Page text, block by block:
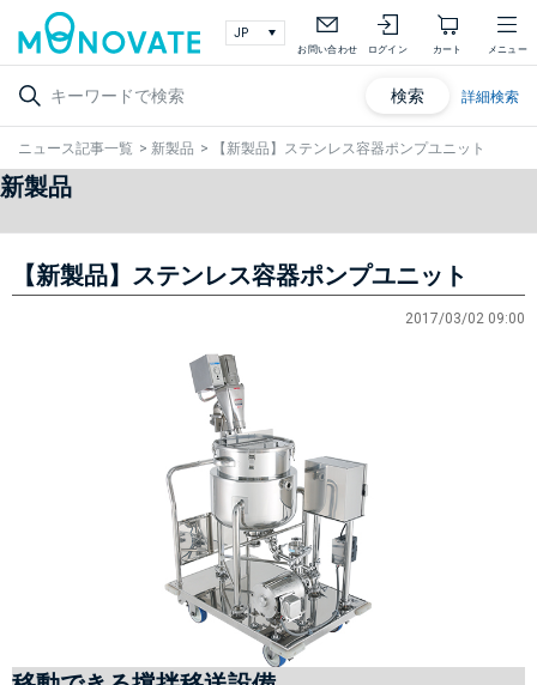
お問い合わせ ログイン カート メニュー
検索 詳細検索
ニュース記事一覧 > 新製品 > 【新製品】ステンレス容器ポンプユニット
新製品
【新製品】ステンレス容器ポンプユニット
2017/03/02 09:00